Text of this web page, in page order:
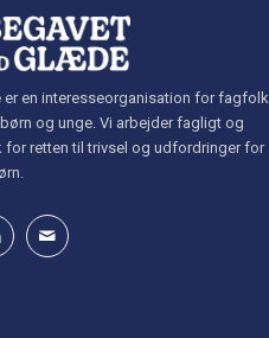
en interesseorganisation for fagfolk,
og unge. Vi arbejder fagligt og
retten til trivsel og udfordringer for